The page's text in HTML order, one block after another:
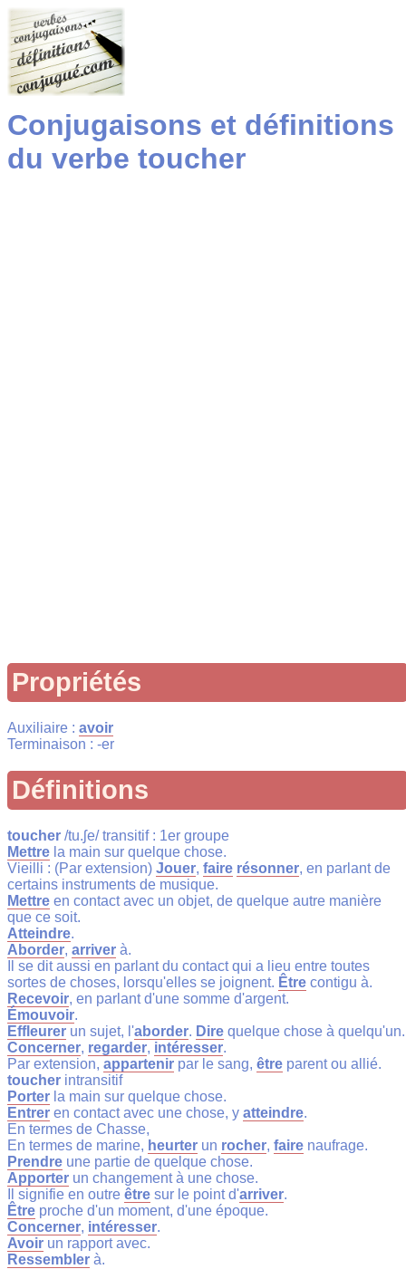
Conjugaisons et définitions
du verbe toucher
Propriétés
Auxiliaire : avoir
Terminaison : -er
Définitions
toucher /tu.ʃe/ transitif : 1er groupe
Mettre la main sur quelque chose.
Vieilli : (Par extension) Jouer, faire résonner, en parlant de
certains instruments de musique.
Mettre en contact avec un objet, de quelque autre manière
que ce soit.
Atteindre.
Aborder, arriver à.
Il se dit aussi en parlant du contact qui a lieu entre toutes
sortes de choses, lorsqu'elles se joignent. Être contigu à.
Recevoir, en parlant d'une somme d'argent.
Émouvoir.
Effleurer un sujet, l'aborder. Dire quelque chose à quelqu'un.
Concerner, regarder, intéresser.
Par extension, appartenir par le sang, être parent ou allié.
toucher intransitif
Porter la main sur quelque chose.
Entrer en contact avec une chose, y atteindre.
En termes de Chasse,
En termes de marine, heurter un rocher, faire naufrage.
Prendre une partie de quelque chose.
Apporter un changement à une chose.
Il signifie en outre être sur le point d'arriver.
Être proche d'un moment, d'une époque.
Concerner, intéresser.
Avoir un rapport avec.
Ressembler à.